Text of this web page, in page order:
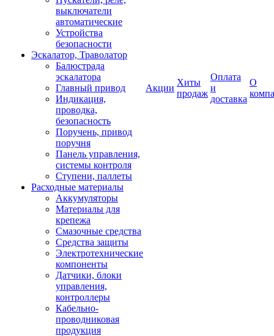
выключатели
автоматические
Устройства
безопасности
Эскалатор, Траволатор
Балюстрада
эскалатора
Главный привод
Индикация,
проводка,
безопасность
Поручень, привод
поручня
Панель управления,
системы контроля
Ступени, паллеты
Расходные материалы
Аккумуляторы
Материалы для
крепежа
Смазочные средства
Средства защиты
Электротехнические
компоненты
Датчики, блоки
управления,
контроллеры
Кабельно-
проводниковая
продукция
Акции
Хиты
продаж
Оплата
и
доставка
О